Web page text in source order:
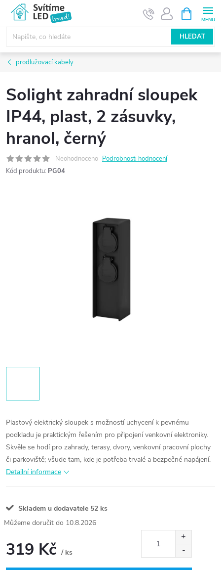
obsah
HLEDAT
NÁKUPNÍ
KOŠÍK
prodlužovací kabely
Solight zahradní sloupek
IP44, plast, 2 zásuvky,
hranol, černý
Neohodnoceno Podrobnosti hodnocení
Kód produktu: PG04
Plastový elektrický sloupek s možností uchycení k pevnému
podkladu je praktickým řešením pro připojení venkovní elektroniky.
Skvěle se hodí pro zahrady, terasy, dvory, venkovní pracovní plochy
či parkoviště; všude tam, kde je potřeba trvalé a bezpečné napájení.
Detailní informace
Skladem u dodavatele 52 ks
10.8.2026
319 Kč / ks